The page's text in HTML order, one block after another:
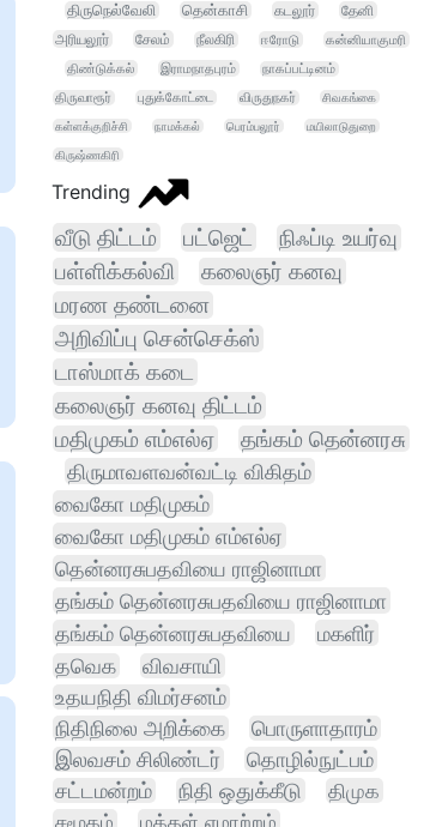
திருநெல்வேலி தென்காசி கடலூர்
தேனி
அரியலூர்
சேலம் நீலகிரி ஈரோடு
கன்னியாகுமரி
திண்டுக்கல்
இராமநாதபுரம்
நாகப்பட்டினம்
திருவாரூர்
புதுக்கோட்டை விருதுநகர்
சிவகங்கை
கள்ளக்குறிச்சி
நாமக்கல் பெரம்பலூர்
மயிலாடுதுறை
கிருஷ்ணகிரி
Trending
வீடு திட்டம் பட்ஜெட்
நிஃப்டி உயர்வு
பள்ளிக்கல்வி
கலைஞர் கனவு
மரண தண்டனை
அறிவிப்பு சென்செக்ஸ்
டாஸ்மாக் கடை
கலைஞர் கனவு திட்டம்
மதிமுகம் எம்எல்ஏ
தங்கம் தென்னரசு
திருமாவளவன்வட்டி விகிதம்
வைகோ மதிமுகம்
வைகோ மதிமுகம் எம்எல்ஏ
தென்னரசுபதவியை ராஜினாமா
தங்கம் தென்னரசுபதவியை ராஜினாமா
தங்கம் தென்னரசுபதவியை
மகளிர்
தவெக
விவசாயி
உதயநிதி விமர்சனம்
நிதிநிலை அறிக்கை
பொருளாதாரம்
இலவசம் சிலிண்டர்
தொழில்நுட்பம்
சட்டமன்றம்
நிதி ஒதுக்கீடு
திமுக
சமூகம்
மக்கள் ஏமாற்றம்